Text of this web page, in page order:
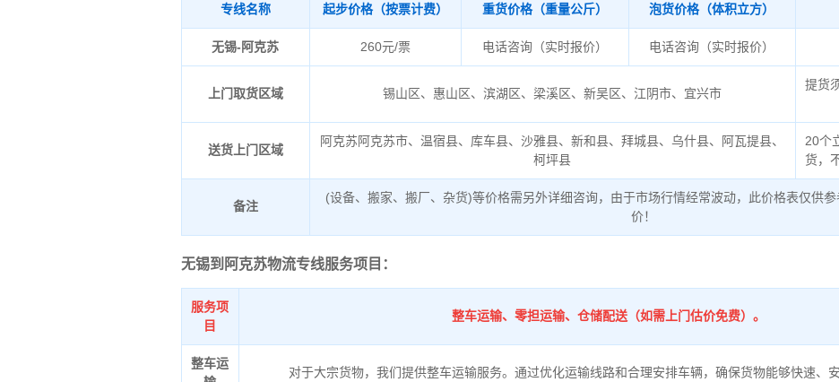
专线名称 起步价格（按票计费） 重货价格（重量公斤） 泡货价格（体积立方）
无锡-阿克苏 260元/票 电话咨询（实时报价） 电话咨询（实时报价）
上门取货区域 锡山区、惠山区、滨湖区、梁溪区、新吴区、江阴市、宜兴市
提货
送货上门区域
阿克苏阿克苏市、温宿县、库车县、沙雅县、新和县、拜城县、乌什县、阿瓦提县、
柯坪县
20个
货，
备注
(设备、搬家、搬厂、杂货)等价格需另外详细咨询，由于市场行情经常波动，此价格表仅供
价！
无锡到阿克苏物流专线服务项目：
服务项
目
整车运输、零担运输、仓储配送（如需上门估价免费）。
整车运
对于大宗货物，我们提供整车运输服务。通过优化运输线路和合理安排车辆，确保货物能够快速、安